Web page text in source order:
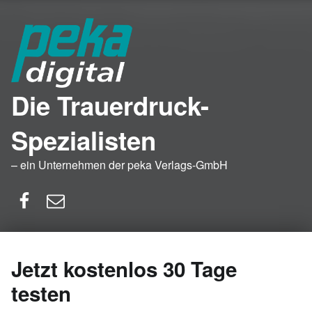
Die Trauerdruck-
Spezialisten
– ein Unternehmen der peka Verlags-GmbH
Jetzt kostenlos 30 Tage
testen